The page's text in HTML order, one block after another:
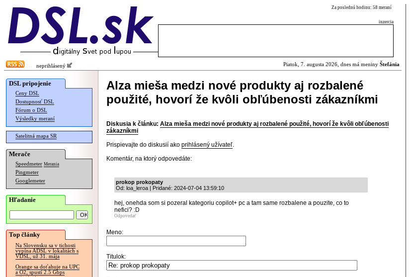
Za poslednú hodinu: 58 meraní
inzercia
neprihlásený Piatok, 7. augusta 2026, dnes má meniny Štefánia
DSL pripojenie
Ceny DSL
Dostupnosť DSL
Fórum o DSL
Výsledky meraní
Satelitná mapa SR
Merače
Speedmeter Merania
Pingmeter
Googlemeter
Hľadanie
Top články
Na Slovensku sa v tichosti
vypína ADSL v lokalitách s
VDSL, už 31. mája
Orange sa doťahuje na UPC
a O2, spustí 2.5 Gbps
Alza mieša medzi nové produkty aj rozbalené
použité, hovorí že kvôli obľúbenosti zákazníkmi
Diskusia k článku: Alza mieša medzi nové produkty aj rozbalené použité, hovorí že kvôli obľúbenosti
zákazníkmi
Prispievajte do diskusií ako prihlásený užívateľ.
Komentár, na ktorý odpovedáte:
prokop prokopaty
Od: loa_leroa | Pridané: 2024-07-04 13:59:10
hej, onehda som si pozeral kategoriu copilot+ pc a tam same rozbalene a pouzite, co to
nefici? :D
Odpovedať
Meno:
Titulok: